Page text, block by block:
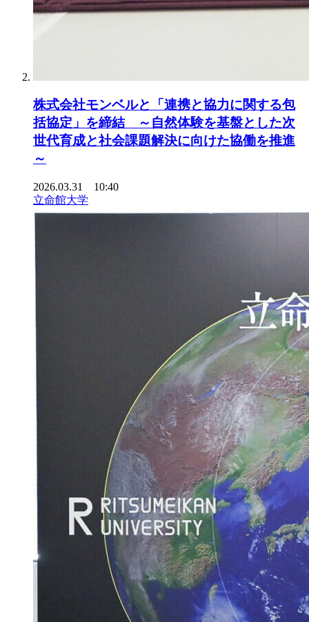
株式会社モンベルと「連携と協力に関する包
括協定」を締結 ～自然体験を基盤とした次
世代育成と社会課題解決に向けた協働を推進
～
2026.03.31 10:40
立命館大学